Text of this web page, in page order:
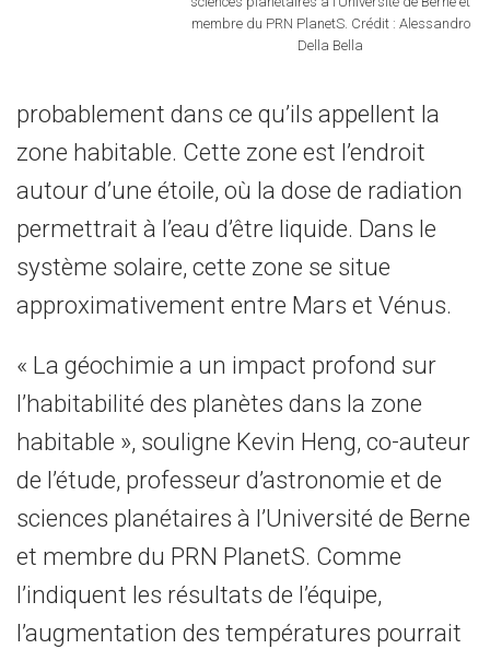
membre du PRN PlanetS. Crédit : Alessandro
Della Bella
probablement dans ce qu’ils appellent la
zone habitable. Cette zone est l’endroit
autour d’une étoile, où la dose de radiation
permettrait à l’eau d’être liquide. Dans le
système solaire, cette zone se situe
approximativement entre Mars et Vénus.
« La géochimie a un impact profond sur
l’habitabilité des planètes dans la zone
habitable », souligne Kevin Heng, co-auteur
de l’étude, professeur d’astronomie et de
sciences planétaires à l’Université de Berne
et membre du PRN PlanetS. Comme
l’indiquent les résultats de l’équipe,
l’augmentation des températures pourrait